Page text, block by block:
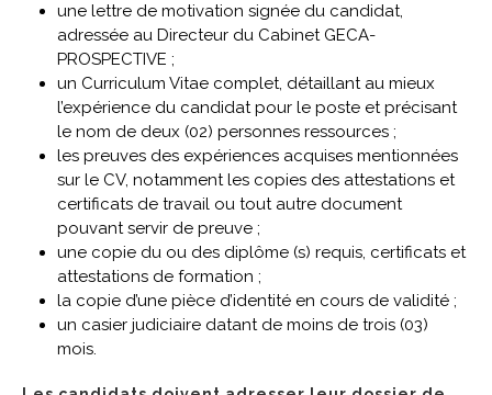
une lettre de motivation signée du candidat,
adressée au Directeur du Cabinet GECA-
PROSPECTIVE ;
un Curriculum Vitae complet, détaillant au mieux
l’expérience du candidat pour le poste et précisant
le nom de deux (02) personnes ressources ;
les preuves des expériences acquises mentionnées
sur le CV, notamment les copies des attestations et
certificats de travail ou tout autre document
pouvant servir de preuve ;
une copie du ou des diplôme (s) requis, certificats et
attestations de formation ;
la copie d’une pièce d’identité en cours de validité ;
un casier judiciaire datant de moins de trois (03)
mois.